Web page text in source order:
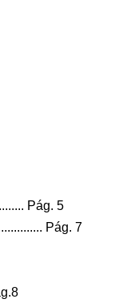
Pág. 5
Pág. 7